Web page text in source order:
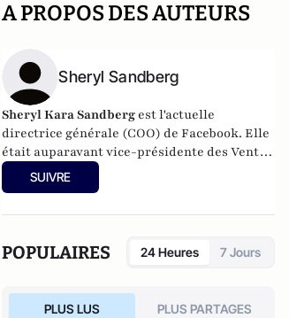
A PROPOS DES AUTEURS
Sheryl Sandberg
Sheryl Kara Sandberg est l'actuelle
directrice générale (COO) de Facebook. Elle
était auparavant vice-présidente des Ventes
et opérations internationales en ligne
(Global Online Sales and Operations) chez
monde.
SUIVRE
POPULAIRES 24 Heures 7 Jours
PLUS LUS PLUS PARTAGES